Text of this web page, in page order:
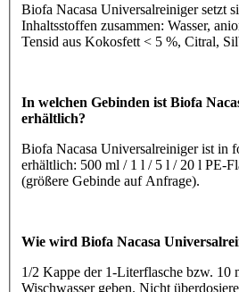
Biofa Nacasa Universalreiniger setzt
Inhaltsstoffen zusammen: Wasser,
Tensid aus Kokosfett < 5 %, Citral,
In welchen Gebinden ist Biofa
erhältlich?
Biofa Nacasa Universalreiniger ist in
erhältlich: 500 ml / 1 l / 5 l / 20 l PE-
(größere Gebinde auf Anfrage).
Wie wird Biofa Nacasa
1/2 Kappe der 1-Literflasche bzw. 10
Wischwasser geben. Nicht